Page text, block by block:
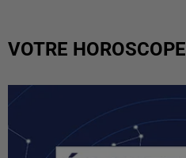
VOTRE HOROSCOPE